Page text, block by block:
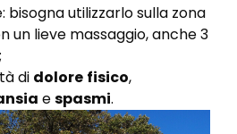
bisogna utilizzarlo sulla zona
un lieve massaggio, anche 3
di dolore fisico,
espasmi.